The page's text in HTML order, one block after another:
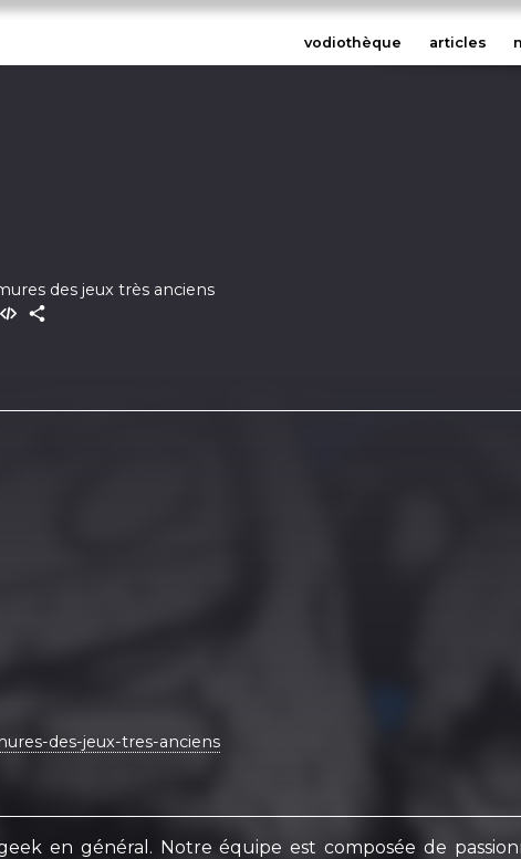
vodiothèque articles
des jeux très anciens
des-jeux-tres-anciens
en général. Notre équipe est composée de